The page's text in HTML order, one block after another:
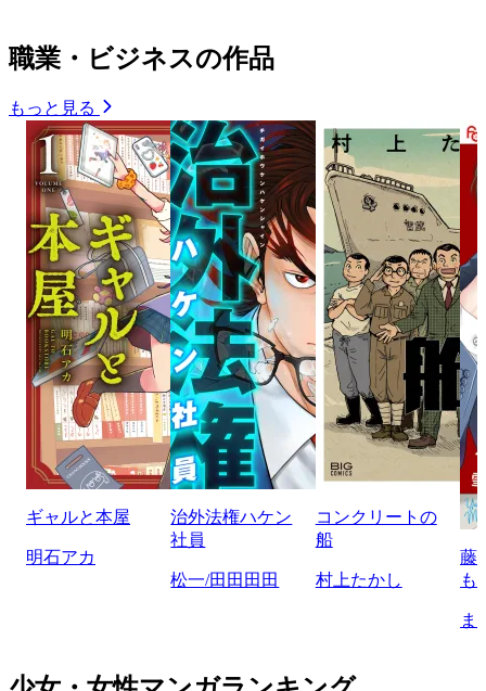
職業・ビジネスの作品
もっと見る
ギャルと本屋
明石アカ
治外法権ハケン
社員
松一/田田田田
コンクリートの
船
村上たかし
藤
も
ま